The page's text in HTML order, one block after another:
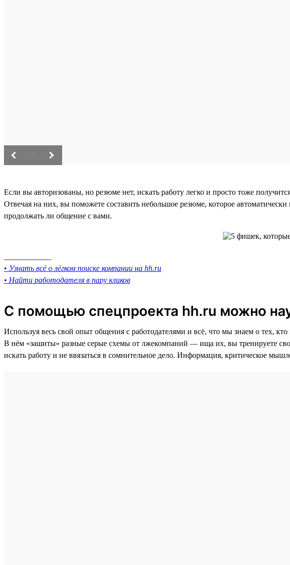
Если вы авторизованы, но резюме нет, искать работу легко и просто тоже
Отвечая на них, вы поможете составить небольшое резюме, которое
продолжать ли общение с вами.
• Узнать всё о лёгком поиске компании на hh.ru
• Найти работодателя в пару кликов
С помощью спецпроекта hh.ru можно
Используя весь свой опыт общения с работодателями и всё, что мы знаем о тех,
В нём «зашиты» разные серые схемы от лжекомпаний — ища их, вы тренируете
искать работу и не ввязаться в сомнительное дело. Информация, критическое